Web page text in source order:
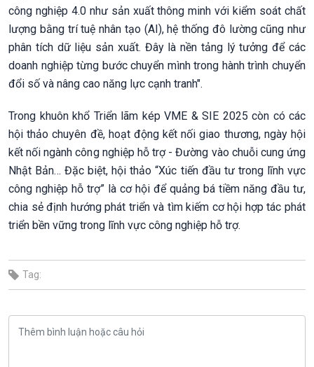
công nghiệp 4.0 như sản xuất thông minh với kiểm soát chất
lượng bằng trí tuệ nhân tạo (AI), hệ thống đô lường cũng như
phân tích dữ liệu sản xuất. Đây là nền tảng lý tưởng để các
doanh nghiệp từng bước chuyển mình trong hành trình chuyển
đổi số và nâng cao năng lực cạnh tranh".
Trong khuôn khổ Triển lãm kép VME & SIE 2025 còn có các
hội thảo chuyên đề, hoạt động kết nối giao thương, ngày hội
kết nối ngành công nghiệp hỗ trợ - Đường vào chuỗi cung ứng
Nhật Bản… Đặc biệt, hội thảo “Xúc tiến đầu tư trong lĩnh vực
công nghiệp hỗ trợ” là cơ hội để quảng bá tiềm năng đầu tư,
chia sẻ định hướng phát triển và tìm kiếm cơ hội hợp tác phát
triển bền vững trong lĩnh vực công nghiệp hỗ trợ.
Tag: